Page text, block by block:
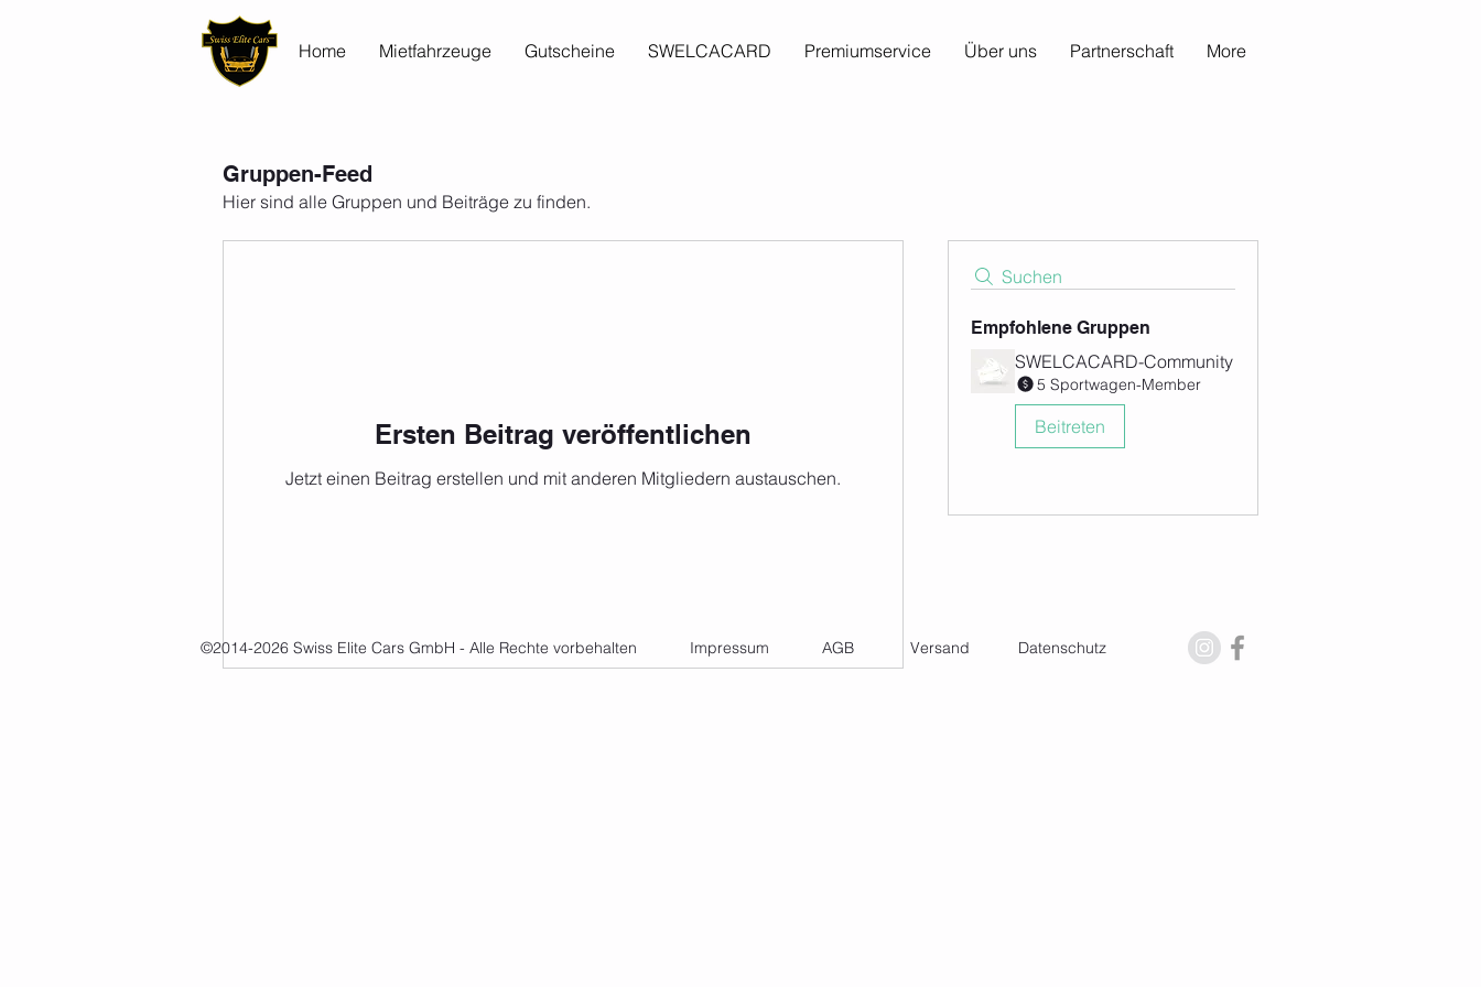
Home Mietfahrzeuge Gutscheine SWELCACARD Premiumservice Über uns Partnerschaft More
Gruppen-Feed
Hier sind alle Gruppen und Beiträge zu finden.
Suchen
Empfohlene Gruppen
SWELCACARD-Community
5 Sportwagen-Member
Beitreten
Ersten Beitrag veröffentlichen
Jetzt einen Beitrag erstellen und mit anderen Mitgliedern austauschen.
©2014-2026 Swiss Elite Cars GmbH - Alle Rechte vorbehalten Impressum AGB Versand Datenschutz